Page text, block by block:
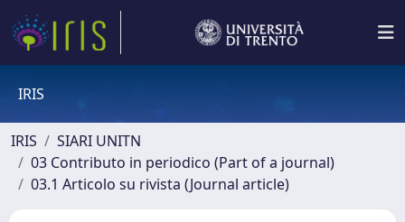
IRIS
IRIS
SIARI UNITN
03 Contributo in periodico (Part of a journal)
03.1 Articolo su rivista (Journal article)